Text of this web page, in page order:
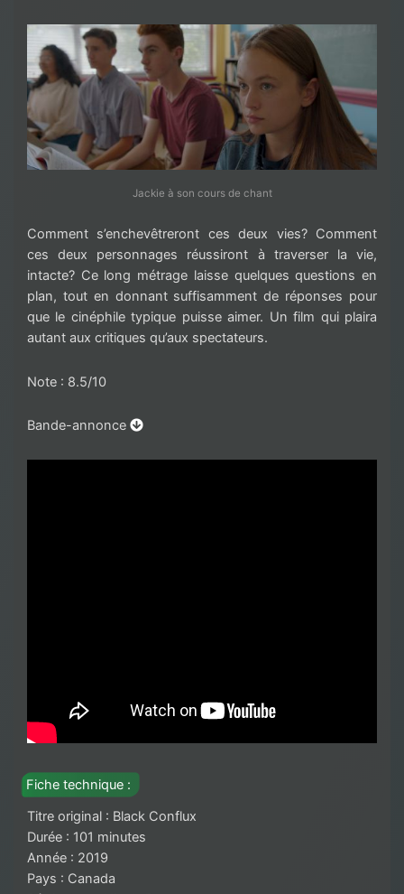
Jackie à son cours de chant
Comment s’enchevêtreront ces deux vies? Comment
ces deux personnages réussiront à traverser la vie,
intacte? Ce long métrage laisse quelques questions en
plan, tout en donnant suffisamment de réponses pour
que le cinéphile typique puisse aimer. Un film qui plaira
autant aux critiques qu’aux spectateurs.
Note : 8.5/10
Bande-annonce
Fiche technique :
Titre original : Black Conflux
Durée : 101 minutes
Année : 2019
Pays : Canada